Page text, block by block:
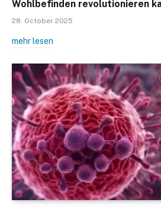
Wohlbefinden revolutionieren
28. October 2025
mehr lesen